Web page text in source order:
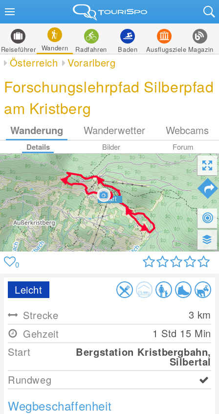
Reiseführer Wandern Radfahren Baden Ausflugsziele Magazin
Österreich Vorarlberg
Forschungslehrpfad Silberpfad
am Kristberg
Wanderung Wanderwetter Webcams
Details Bilder Forum
0
Leicht
Strecke
3 km
Gehzeit
1 Std 15 Min
Start
Bergstation Kristbergbahn,
Silbertal
Rundweg
Wegbeschaffenheit